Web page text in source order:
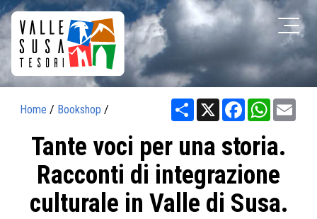
Home / Bookshop / Share X Facebook
Tante voci per una storia.
Racconti di integrazione
culturale in Valle di Susa.